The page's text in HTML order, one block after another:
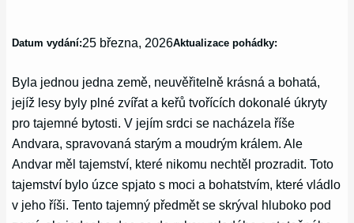
Datum vydání:25 března, 2026Aktualizace pohádky:
Byla jednou jedna země, neuvěřitelně krásná a bohatá,
jejíž lesy byly plné zvířat a keřů tvořících dokonalé úkryty
pro tajemné bytosti. V jejím srdci se nacházela říše
Andvara, spravovaná starým a moudrým králem. Ale
Andvar měl tajemství, které nikomu nechtěl prozradit. Toto
tajemství bylo úzce spjato s moci a bohatstvím, které vládlo
v jeho říši. Tento tajemný předmět se skrýval hluboko pod